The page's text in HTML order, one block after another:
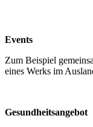
Events
Zum Beispiel
eines Werks im
Gesundheitsangebot